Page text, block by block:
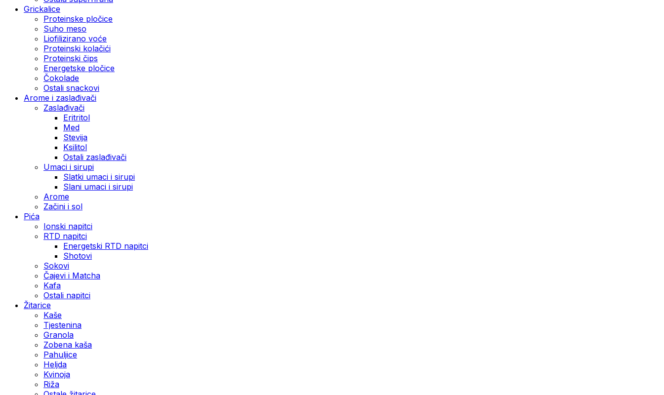
Grickalice
Proteinske pločice
Suho meso
Liofilizirano voće
Proteinski kolačići
Proteinski čips
Energetske pločice
Čokolade
Ostali snackovi
Arome i zaslađivači
Zaslađivači
Eritritol
Med
Stevija
Ksilitol
Ostali zaslađivači
Umaci i sirupi
Slatki umaci i sirupi
Slani umaci i sirupi
Arome
Začini i sol
Pića
Ionski napitci
RTD napitci
Energetski RTD napitci
Shotovi
Sokovi
Čajevi i Matcha
Kafa
Ostali napitci
Žitarice
Kaše
Tjestenina
Granola
Zobena kaša
Pahuljice
Heljda
Kvinoja
Riža